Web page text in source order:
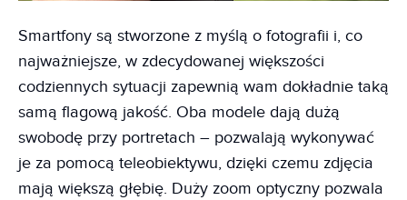
Smartfony są stworzone z myślą o fotografii i, co
najważniejsze, w zdecydowanej większości
codziennych sytuacji zapewnią wam dokładnie taką
samą flagową jakość. Oba modele dają dużą
swobodę przy portretach – pozwalają wykonywać
je za pomocą teleobiektywu, dzięki czemu zdjęcia
mają większą głębię. Duży zoom optyczny pozwala